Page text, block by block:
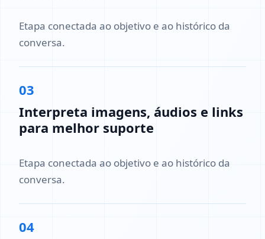
Etapa conectada ao objetivo e ao histórico da
conversa.
03
Interpreta imagens, áudios e links
para melhor suporte
Etapa conectada ao objetivo e ao histórico da
conversa.
04